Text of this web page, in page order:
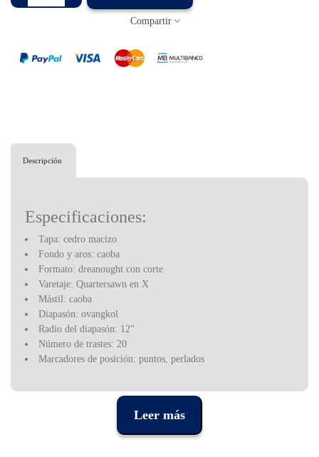
Compartir
Descripción
Especificaciones:
Tapa: cedro macizo
Fondo y aros: caoba
Formato: dreanought con corte
Varetaje: Quartersawn en X
Mástil: caoba
Diapasón: ovangkol
Radio del diapasón: 12"
Número de trastes: 20
Marcadores de posición: puntos, perlados
Cejilla: hueso sintético
Ancho de la cejilla: 42,68 mm (1,6875")
Perfiles: multicapa, blanco y negro
Leer más